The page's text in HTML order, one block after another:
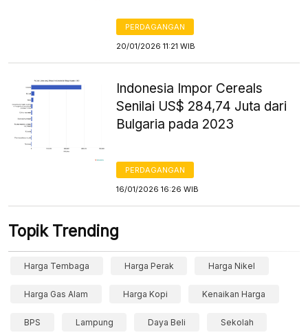
PERDAGANGAN
20/01/2026 11:21 WIB
Indonesia Impor Cereals
Senilai US$ 284,74 Juta dari
Bulgaria pada 2023
PERDAGANGAN
16/01/2026 16:26 WIB
Topik Trending
Harga Tembaga Harga Perak Harga Nikel
Harga Gas Alam Harga Kopi Kenaikan Harga
BPS Lampung Daya Beli Sekolah